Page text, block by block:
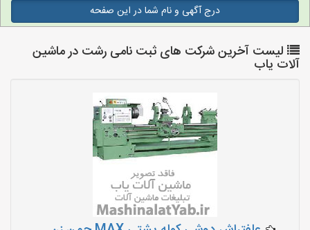
درج آگهی و نام شما در این صفحه
لیست آخرین شرکت های ثبت نامی رشت در ماشین
آلات یاب